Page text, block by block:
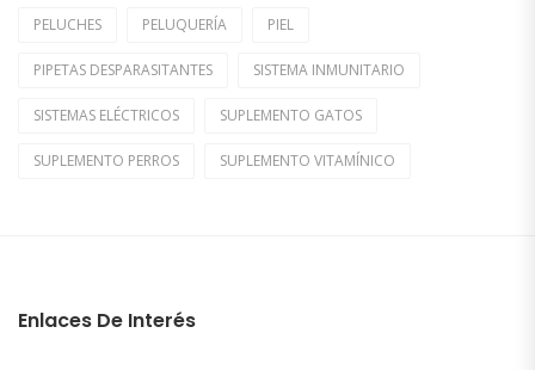
PELUCHES PELUQUERÍA PIEL
PIPETAS DESPARASITANTES SISTEMA INMUNITARIO
SISTEMAS ELÉCTRICOS SUPLEMENTO GATOS
SUPLEMENTO PERROS SUPLEMENTO VITAMÍNICO
Enlaces De Interés